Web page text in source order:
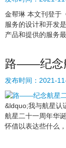
金帮琳 本文刊登于
服务的设计和开发
产品和提供的服务
路——纪念
发布时间： 2021-
&ldquo;我与航星认
航星二十一周年华
怀借以表达些什么